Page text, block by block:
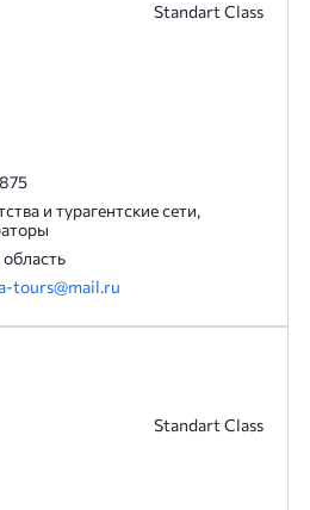
Standart Class
875
и турагентские сети,
область
tours@mail.ru
Standart Class